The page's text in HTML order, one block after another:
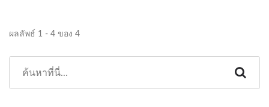
ผลลัพธ์ 1 - 4 ของ 4